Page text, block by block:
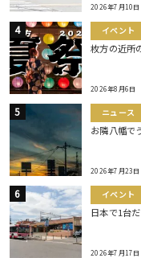
2026年7月10日
イベント
枚方の近所
2026年8月6日
ニュース
お隣八幡で
2026年7月23日
イベント
日本で1台
2026年7月17日